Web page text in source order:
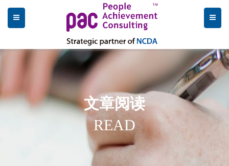
文章阅读
READ